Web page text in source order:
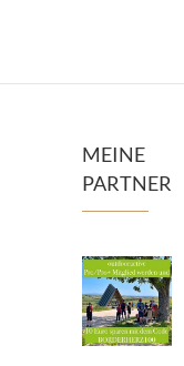
MEINE
PARTNER